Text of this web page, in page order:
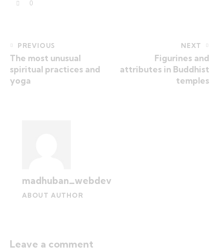
0
PREVIOUS
The most unusual
spiritual practices and
yoga
NEXT
Figurines and
attributes in Buddhist
temples
madhuban_webdev
ABOUT AUTHOR
Leave a comment